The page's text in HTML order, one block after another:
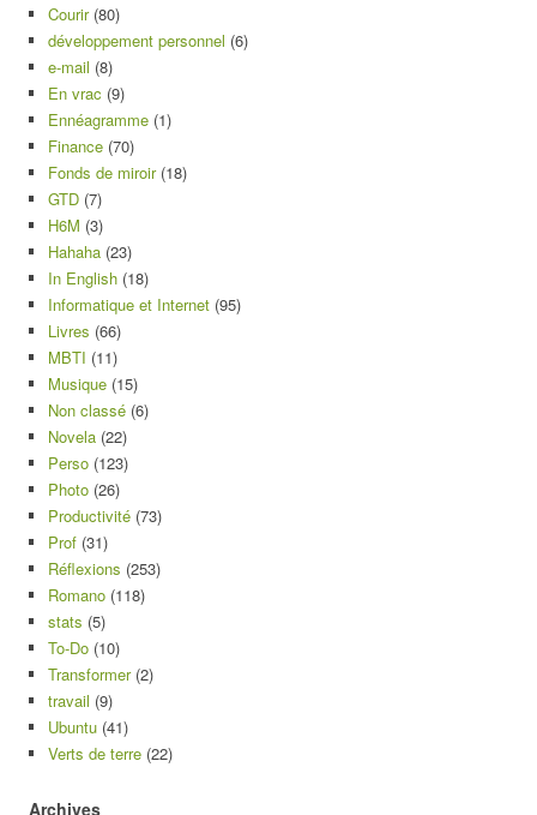
Courir(80)
développement personnel (6)
e-mail (8)
En vrac (9)
Ennéagramme (1)
Finance (70)
Fonds de miroir(18)
GTD (7)
H6M (3)
Hahaha (23)
In English (18)
Informatique et Internet (95)
Livres (66)
MBTI (11)
Musique (15)
Non classé (6)
Novela (22)
Perso (123)
Photo (26)
Productivité (73)
Prof (31)
Réflexions (253)
Romano (118)
stats (5)
To-Do (10)
Transformer(2)
travail (9)
Ubuntu (41)
Verts de terre (22)
Archives